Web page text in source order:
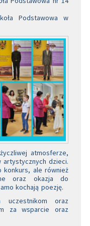
Podstawowa w
atmosferze,
artystycznych dzieci.
konkurs, ale również
oraz okazja do
kochają poezję.
uczestnikom oraz
za wsparcie oraz